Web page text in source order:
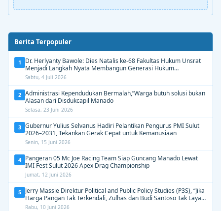
Berita Terpopuler
1
Dr. Herlyanty Bawole: Dies Natalis ke-68 Fakultas Hukum Unsrat
Menjadi Langkah Nyata Membangun Generasi Hukum
Berdampak
Sabtu, 4 Juli 2026
2 Administrasi Kependudukan Bermalah,”Warga butuh solusi bukan
Alasan dari Disdukcapil Manado
Selasa, 23 Juni 2026
3 Gubernur Yulius Selvanus Hadiri Pelantikan Pengurus PMI Sulut
2026–2031, Tekankan Gerak Cepat untuk Kemanusiaan
Senin, 15 Juni 2026
4 Pangeran 05 Mc Joe Racing Team Siap Guncang Manado Lewat
IMI Fest Sulut 2026 Apex Drag Championship
Jumat, 12 Juni 2026
5 Jerry Massie Direktur Political and Public Policy Studies (P3S), “Jika
Harga Pangan Tak Terkendali, Zulhas dan Budi Santoso Tak Layak
Dipertahankan”
Rabu, 10 Juni 2026